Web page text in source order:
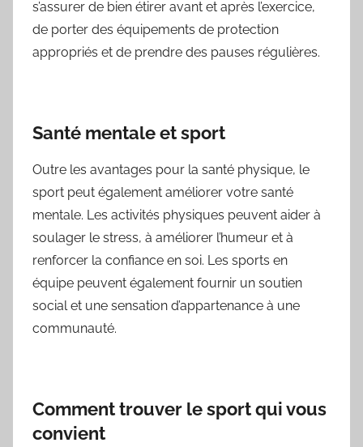
s’assurer de bien étirer avant et après l’exercice,
de porter des équipements de protection
appropriés et de prendre des pauses régulières.
Santé mentale et sport
Outre les avantages pour la santé physique, le
sport peut également améliorer votre santé
mentale. Les activités physiques peuvent aider à
soulager le stress, à améliorer l’humeur et à
renforcer la confiance en soi. Les sports en
équipe peuvent également fournir un soutien
social et une sensation d’appartenance à une
communauté.
Comment trouver le sport qui vous
convient